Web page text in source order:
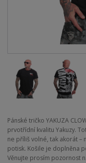
Pánské tričko YAKUZA
prvotřídní kvalitu Yakuzy.
ne příliš volné, tak akorát –
potisk. Košile je doplněna
Věnujte prosím pozornost